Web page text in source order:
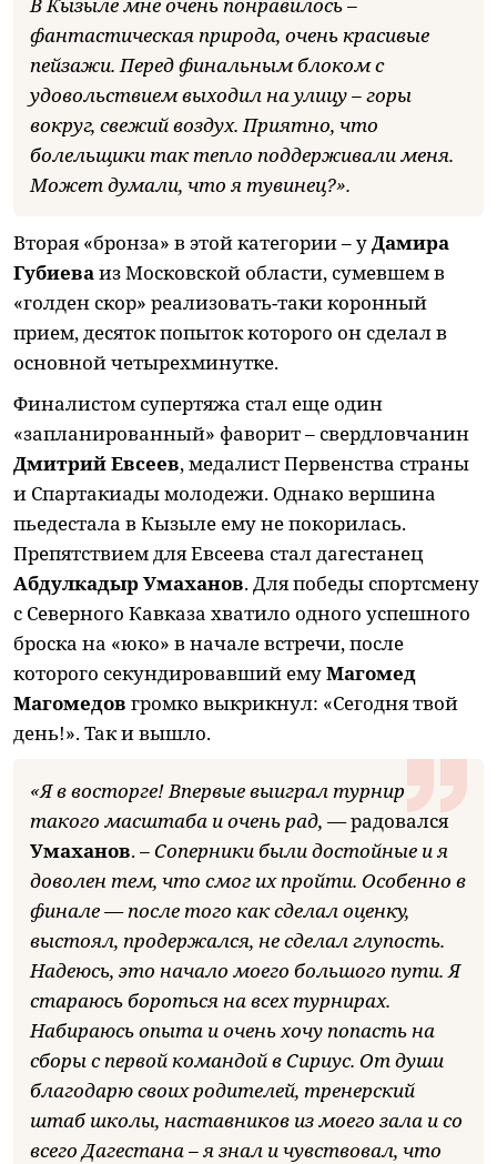
фантастическая природа, очень красивые
пейзажи. Перед финальным блоком с
удовольствием выходил на улицу – горы
вокруг, свежий воздух. Приятно, что
болельщики так тепло поддерживали меня.
Может думали, что я тувинец?».
Вторая «бронза» в этой категории – уДамира
Губиеваиз Московской области, сумевшем в
«голден скор» реализовать-таки коронный
прием, десяток попыток которого он сделал в
основной четырехминутке.
Финалистом супертяжа стал еще один
«запланированный» фаворит – свердловчанин
Дмитрий Евсеев, медалист Первенства страны
и Спартакиады молодежи. Однако вершина
пьедестала в Кызыле ему не покорилась.
Препятствием для Евсеева стал дагестанец
Абдулкадыр Умаханов. Для победы спортсмену
с Северного Кавказа хватило одного успешного
броска на «юко» в начале встречи, после
которого секундировавший емуМагомед
Магомедов громко выкрикнул: «Сегодня твой
день!». Так и вышло.
«Я в восторге! Впервые выиграл турнир
такого масштаба и очень рад, —радовался
Умаханов. – Соперники были достойные и я
доволен тем, что смог их пройти. Особенно в
финале — после того как сделал оценку,
выстоял, продержался, не сделал глупость.
Надеюсь, это начало моего большого пути. Я
стараюсь бороться на всех турнирах.
Набираюсь опыта и очень хочу попасть на
сборы с первой командой в Сириус. От души
благодарю своих родителей, тренерский
штаб школы, наставников из моего зала и со
всего Дагестана – я знал и чувствовал, что